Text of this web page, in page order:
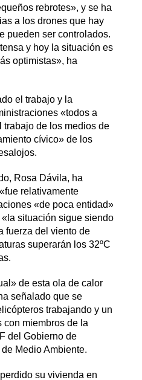
rebrotes», y se ha
a los drones que hay
pueden ser controlados.
y hoy la situación es
optimistas», ha
el trabajo y la
«todos a
trabajo de los medios de
cívico» de los
Rosa Dávila, ha
relativamente
«de poca entidad»
situación sigue siendo
fuerza del viento de
superarán los 32ºC
de esta ola de calor
señalado que se
trabajando y un
con miembros de la
del Gobierno de
Medio Ambiente.
su vivienda en